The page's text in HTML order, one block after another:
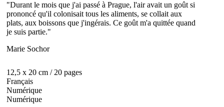
"Durant le mois que j'ai passé à Prague, l'air avait un goût si
prononcé qu'il colonisait tous les aliments, se collait aux
plats, aux boissons que j'ingérais. Ce goût m'a quittée quand
je suis partie."
Marie Sochor
12,5 x 20 cm / 20 pages
Français
Numérique
Numérique